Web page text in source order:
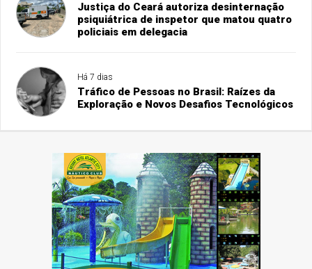
Justiça do Ceará autoriza desinternação
psiquiátrica de inspetor que matou quatro
policiais em delegacia
Há 7 dias
Tráfico de Pessoas no Brasil: Raízes da
Exploração e Novos Desafios Tecnológicos